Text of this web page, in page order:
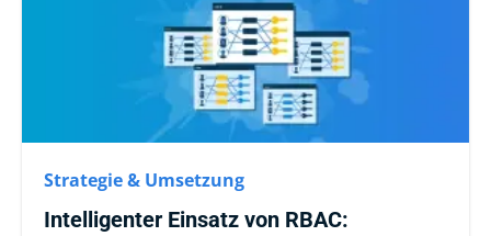
Strategie & Umsetzung
Intelligenter Einsatz von RBAC: